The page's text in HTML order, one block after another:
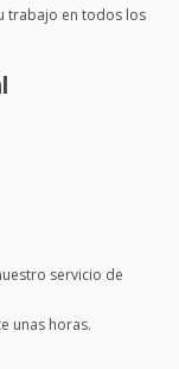
trabajo en todos los
servicio de
unas horas.